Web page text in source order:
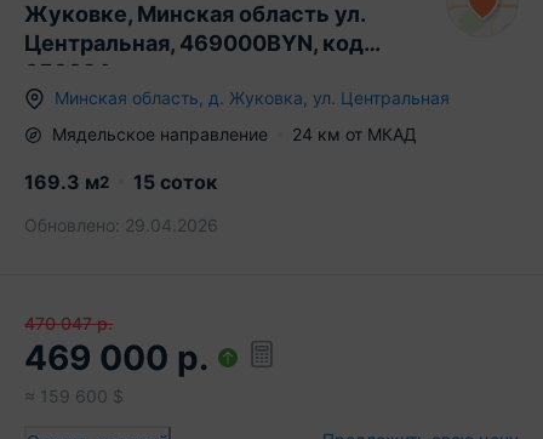
Жуковке, Минская область ул.
Центральная, 469000BYN, код
658824
Минская область д. Жуковка ул. Центральная
Мядельское направление 24 км от МКАД
169.3 м2 15 соток
Обновлено: 29.04.2026
470 047 р.
469 000 р.
≈ 159 600 $